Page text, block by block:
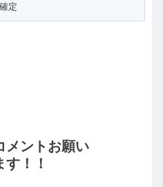
メントお願い
す！！